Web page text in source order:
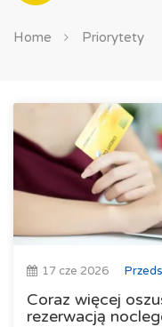
Home Priorytety
17 cze 2026
Coraz więcej
rezerwacją